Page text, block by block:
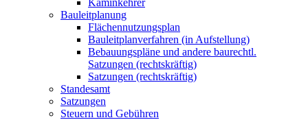
Kaminkehrer
Bauleitplanung
Flächennutzungsplan
Bauleitplanverfahren (in Aufstellung)
Bebauungspläne und andere baurechtl.
Satzungen (rechtskräftig)
Satzungen (rechtskräftig)
Standesamt
Satzungen
Steuern und Gebühren